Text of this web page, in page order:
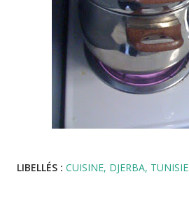
LIBELLÉS : CUISINE DJERBA TUNISIE